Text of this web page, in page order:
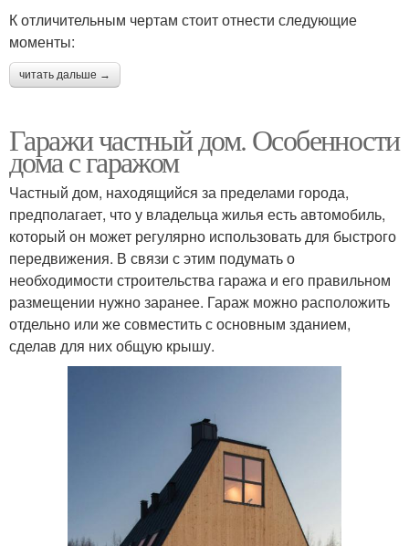
К отличительным чертам стоит отнести следующие
моменты:
читать дальше →
Гаражи частный дом. Особенности
дома с гаражом
Частный дом, находящийся за пределами города,
предполагает, что у владельца жилья есть автомобиль,
который он может регулярно использовать для быстрого
передвижения. В связи с этим подумать о
необходимости строительства гаража и его правильном
размещении нужно заранее. Гараж можно расположить
отдельно или же совместить с основным зданием,
сделав для них общую крышу.